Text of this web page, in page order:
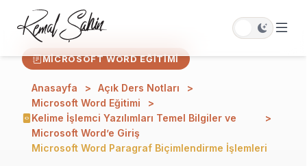
MICROSOFT WORD EĞITIMI
Anasayfa
Açık Ders Notları
Microsoft Word Eğitimi
Kelime İşlemci Yazılımları Temel Bilgiler ve
Microsoft Word’e Giriş
Microsoft Word Paragraf Biçimlendirme İşlemleri